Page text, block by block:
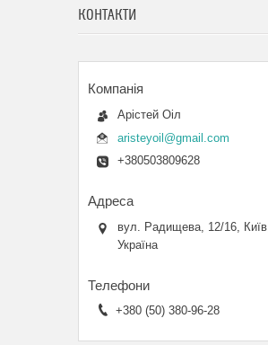
КОНТАКТИ
Арістей Оіл
aristeyoil@gmail.com
+380503809628
вул. Радищева, 12/16, Київ,
Україна
+380 (50) 380-96-28